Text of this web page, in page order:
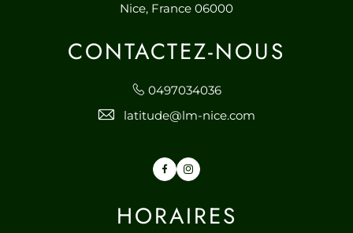
Nice, France 06000
CONTACTEZ-NOUS
0497034036
latitude@lm-nice.com
FacebookInstagram
HORAIRES